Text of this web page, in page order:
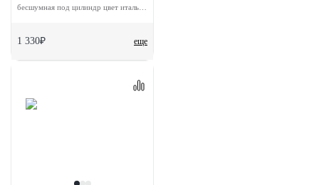
еще
1 330₽